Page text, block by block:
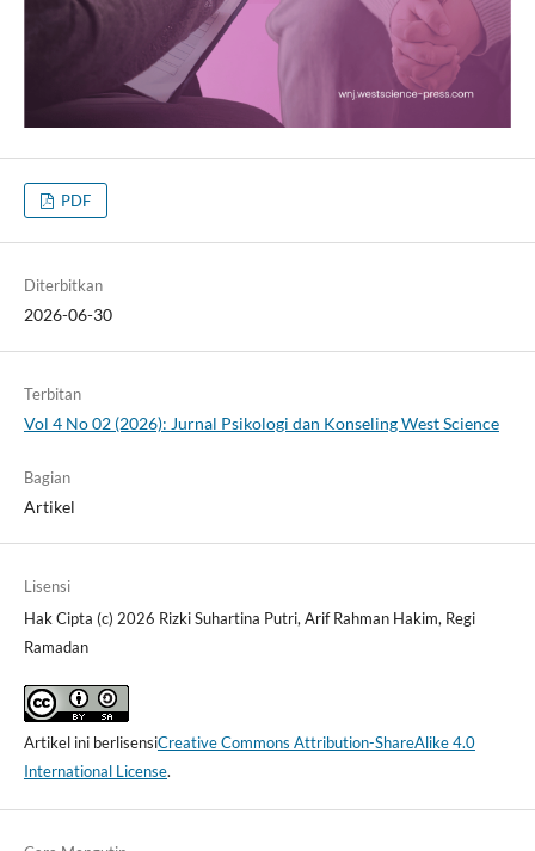
PDF
Diterbitkan
2026-06-30
Terbitan
Vol 4 No 02 (2026): Jurnal Psikologi dan Konseling West Science
Bagian
Artikel
Lisensi
Hak Cipta (c) 2026 Rizki Suhartina Putri, Arif Rahman Hakim, Regi
Ramadan
Artikel ini berlisensiCreative Commons Attribution-ShareAlike 4.0
International License.